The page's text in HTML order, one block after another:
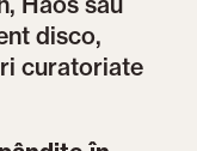
disco,
curatoriate